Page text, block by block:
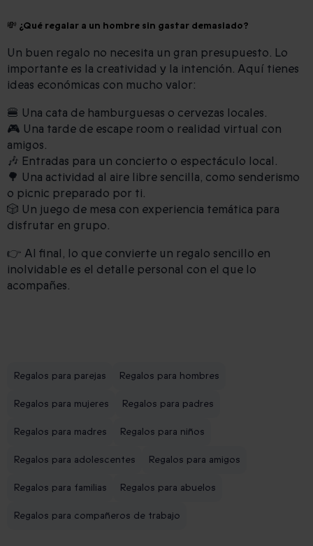
💸 ¿Qué regalar a un hombre sin gastar demasiado?
Un buen regalo no necesita un gran presupuesto. Lo
importante es la creatividad y la intención. Aquí tienes
ideas económicas con mucho valor:
🍔 Una cata de hamburguesas o cervezas locales.
🎮 Una tarde de escape room o realidad virtual con
amigos.
🎶 Entradas para un concierto o espectáculo local.
🌳 Una actividad al aire libre sencilla, como senderismo
o picnic preparado por ti.
🎲 Un juego de mesa con experiencia temática para
disfrutar en grupo.
👉 Al final, lo que convierte un regalo sencillo en
inolvidable es el detalle personal con el que lo
acompañes.
Regalos para parejas Regalos para hombres
Regalos para mujeres Regalos para padres
Regalos para madres Regalos para niños
Regalos para adolescentes Regalos para amigos
Regalos para familias Regalos para abuelos
Regalos para compañeros de trabajo